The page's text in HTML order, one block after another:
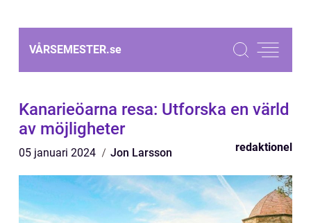
VÅRSEMESTER.se
Kanarieöarna resa: Utforska en värld
av möjligheter
05 januari 2024 Jon Larsson redaktionel